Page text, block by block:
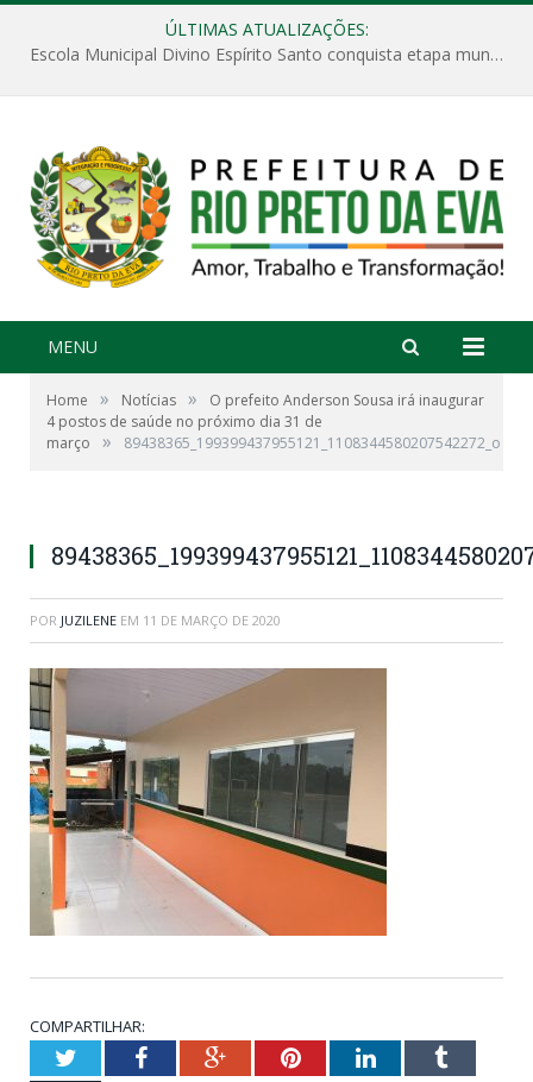
ÚLTIMAS ATUALIZAÇÕES:
Escola Municipal Divino Espírito Santo conquista etapa municipal da V Feira Amazonense de Matemática
MENU
Home » Notícias »
O prefeito Anderson Sousa irá inaugurar
4 postos de saúde no próximo dia 31 de
março
» 89438365_199399437955121_1108344580207542272_o
POR JUZILENE EM 11 DE MARÇO DE 2020
COMPARTILHAR:
TwitterFacebookGoogle+PinterestLinkedInTumblr